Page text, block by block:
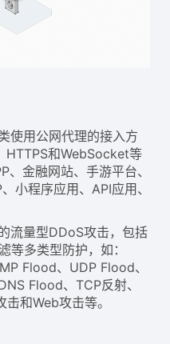
使用公网代理的接入方
HTTPS和WebSocket等
、金融网站、手游平台、
小程序应用、API应用、
流量型DDoS攻击，包括
等多类型防护，如：
Flood、UDP Flood、
Flood、TCP反射、
和Web攻击等。